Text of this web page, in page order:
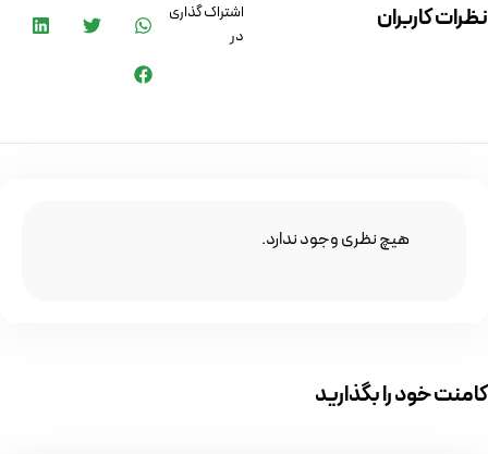
نظرات کاربران
اشتراک گذاری
در
هیچ نظری وجود ندارد.
کامنت خود را بگذارید